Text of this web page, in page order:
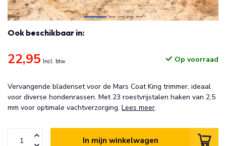
Ook beschikbaar in:
22,95 Incl. btw Op voorraad
Vervangende bladenset voor de Mars Coat King trimmer, ideaal
voor diverse hondenrassen. Met 23 roestvrijstalen haken van 2,5
mm voor optimale vachtverzorging. Lees meer.
In mijn winkelwagen